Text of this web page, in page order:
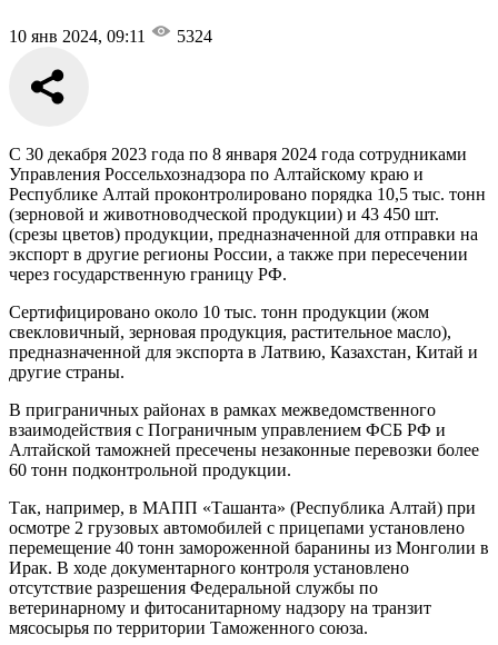
10 янв 2024, 09:11 5324
С 30 декабря 2023 года по 8 января 2024 года сотрудниками
Управления Россельхознадзора по Алтайскому краю и
Республике Алтай проконтролировано порядка 10,5 тыс. тонн
(зерновой и животноводческой продукции) и 43 450 шт.
(срезы цветов) продукции, предназначенной для отправки на
экспорт в другие регионы России, а также при пересечении
через государственную границу РФ.
Сертифицировано около 10 тыс. тонн продукции (жом
свекловичный, зерновая продукция, растительное масло),
предназначенной для экспорта в Латвию, Казахстан, Китай и
другие страны.
В приграничных районах в рамках межведомственного
взаимодействия с Пограничным управлением ФСБ РФ и
Алтайской таможней пресечены незаконные перевозки более
60 тонн подконтрольной продукции.
Так, например, в МАПП «Ташанта» (Республика Алтай) при
осмотре 2 грузовых автомобилей с прицепами установлено
перемещение 40 тонн замороженной баранины из Монголии в
Ирак. В ходе документарного контроля установлено
отсутствие разрешения Федеральной службы по
ветеринарному и фитосанитарному надзору на транзит
мясосырья по территории Таможенного союза.